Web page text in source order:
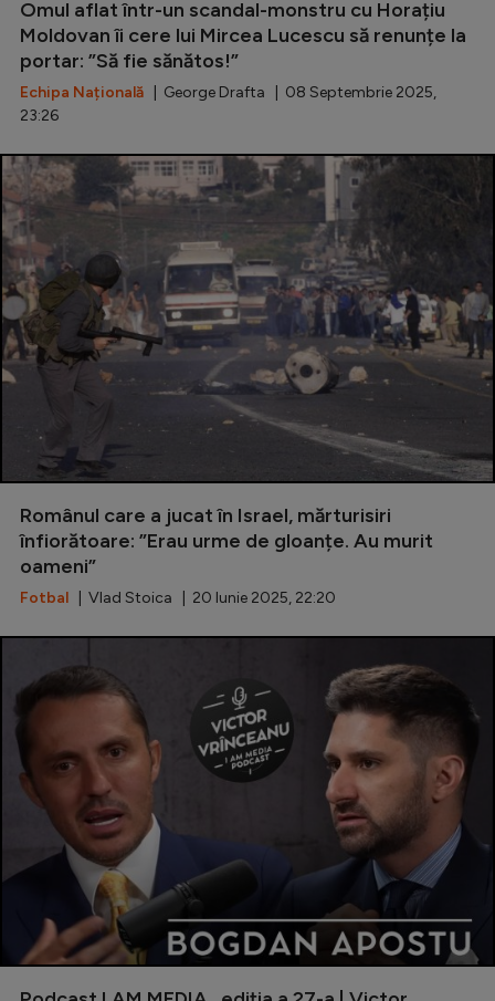
Omul aflat într-un scandal-monstru cu Horațiu
Moldovan îi cere lui Mircea Lucescu să renunțe la
portar: ”Să fie sănătos!”
Echipa Națională | George Drafta | 08 Septembrie 2025,
23:26
Românul care a jucat în Israel, mărturisiri
înfiorătoare: ”Erau urme de gloanțe. Au murit
oameni”
Fotbal | Vlad Stoica | 20 Iunie 2025, 22:20